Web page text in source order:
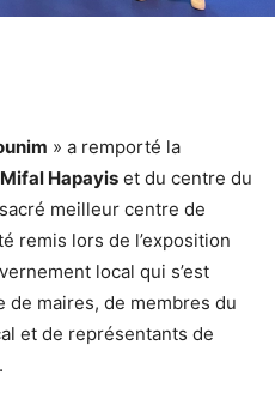
» a remporté la
Mifal Hapayis et du centre du
meilleur centre de
remis lors de l’exposition
local qui s’est
de maires, de membres du
et de représentants de